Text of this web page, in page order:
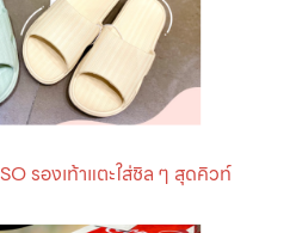
รองเท้าแตะใส่ชิล ๆ สุดคิวท์